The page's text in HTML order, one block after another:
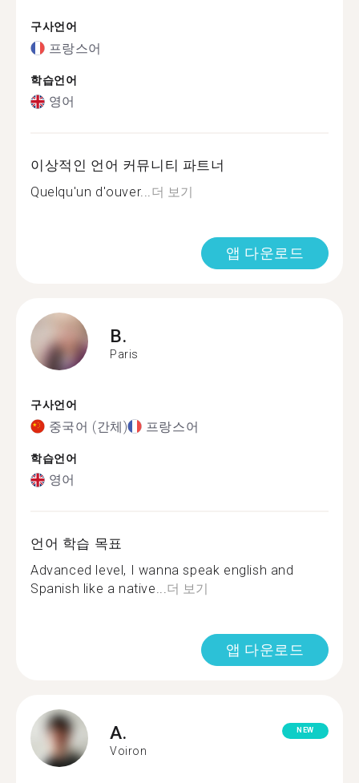
구사언어
프랑스어
학습언어
영어
이상적인 언어 커뮤니티 파트너
Quelqu'un d'ouver...더 보기
앱 다운로드
B.
Paris
구사언어
중국어 (간체) 프랑스어
학습언어
영어
언어 학습 목표
Advanced level, I wanna speak english and
Spanish like a native...더 보기
앱 다운로드
A.
Voiron
NEW